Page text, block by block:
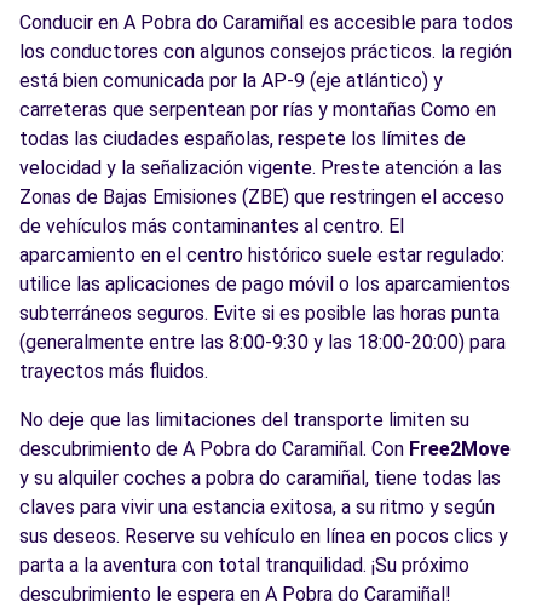
Conducir en A Pobra do Caramiñal es accesible para todos
los conductores con algunos consejos prácticos. la región
está bien comunicada por la AP-9 (eje atlántico) y
carreteras que serpentean por rías y montañas Como en
todas las ciudades españolas, respete los límites de
velocidad y la señalización vigente. Preste atención a las
Zonas de Bajas Emisiones (ZBE) que restringen el acceso
de vehículos más contaminantes al centro. El
aparcamiento en el centro histórico suele estar regulado:
utilice las aplicaciones de pago móvil o los aparcamientos
subterráneos seguros. Evite si es posible las horas punta
(generalmente entre las 8:00-9:30 y las 18:00-20:00) para
trayectos más fluidos.
No deje que las limitaciones del transporte limiten su
descubrimiento de A Pobra do Caramiñal. Con Free2Move
y su alquiler coches a pobra do caramiñal, tiene todas las
claves para vivir una estancia exitosa, a su ritmo y según
sus deseos. Reserve su vehículo en línea en pocos clics y
parta a la aventura con total tranquilidad. ¡Su próximo
descubrimiento le espera en A Pobra do Caramiñal!